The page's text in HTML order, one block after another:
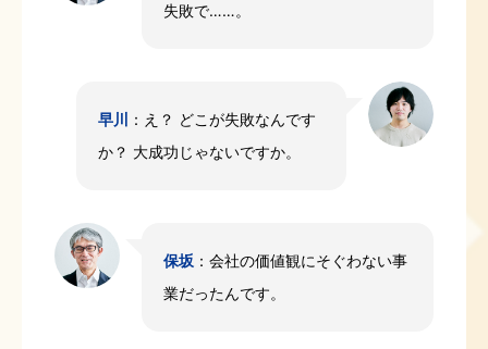
失敗で……。
早川
：え？ どこが失敗なんです
か？ 大成功じゃないですか。
保坂 ：会社の価値観にそぐわない事
業だったんです。